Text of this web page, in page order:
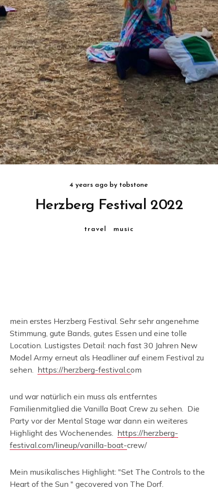
4 years ago by tobstone
Herzberg Festival 2022
travel music
mein erstes Herzberg Festival. Sehr sehr angenehme
Stimmung, gute Bands, gutes Essen und eine tolle
Location. Lustigstes Detail: nach fast 30 Jahren New
Model Army erneut als Headliner auf einem Festival zu
sehen. https://herzberg-festival.com
und war natürlich ein muss als entferntes
Familienmitglied die Vanilla Boat Crew zu sehen. Die
Party vor der Mental Stage war dann ein weiteres
Highlight des Wochenendes. https://herzberg-
festival.com/lineup/vanilla-boat-crew/
Mein musikalisches Highlight: "Set The Controls to the
Heart of the Sun " gecovered von The Dorf.